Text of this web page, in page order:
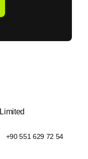
+90 551 629 72 54